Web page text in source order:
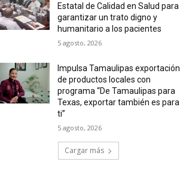
Estatal de Calidad en Salud para
garantizar un trato digno y
humanitario a los pacientes
5 agosto, 2026
Impulsa Tamaulipas exportación
de productos locales con
programa “De Tamaulipas para
Texas, exportar también es para
ti”
5 agosto, 2026
Cargar más